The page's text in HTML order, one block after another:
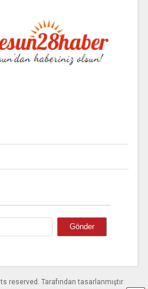
reserved. Tarafından tasarlanmıştır